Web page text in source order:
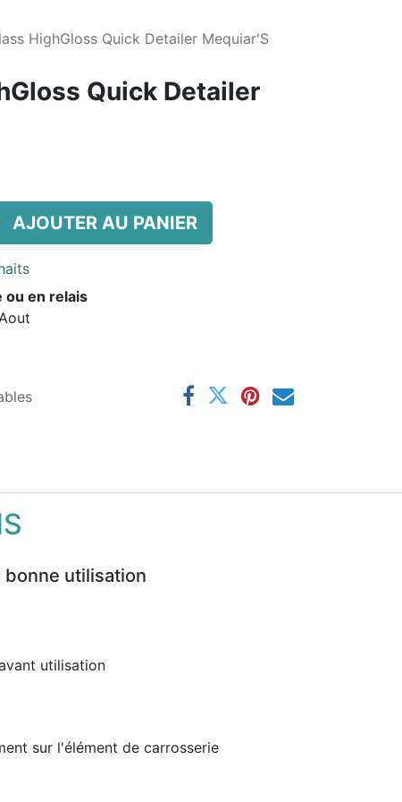
HighGloss Quick Detailer Mequiar'S
Quick Detailer
AJOUTER AU PANIER
ou en relais
bonne utilisation
utilisation
sur l'élément de carrosserie